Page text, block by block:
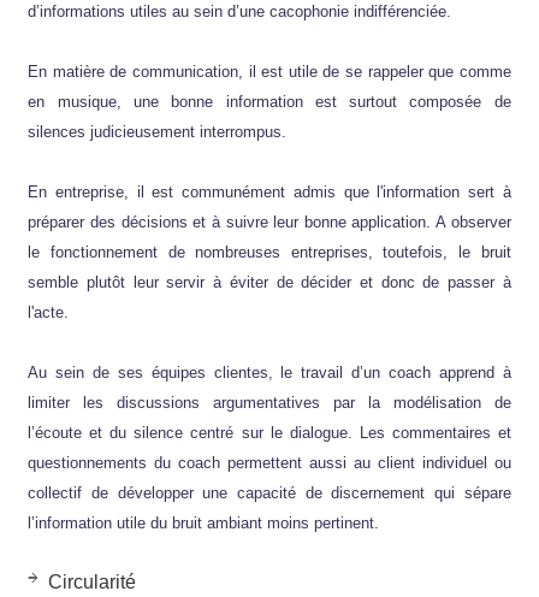
d’informations utiles au sein d’une cacophonie indifférenciée.
En matière de communication, il est utile de se rappeler que comme
en musique, une bonne information est surtout composée de
silences judicieusement interrompus.
En entreprise, il est communément admis que l'information sert à
préparer des décisions et à suivre leur bonne application. A observer
le fonctionnement de nombreuses entreprises, toutefois, le bruit
semble plutôt leur servir à éviter de décider et donc de passer à
l'acte.
Au sein de ses équipes clientes, le travail d’un coach apprend à
limiter les discussions argumentatives par la modélisation de
l’écoute et du silence centré sur le dialogue. Les commentaires et
questionnements du coach permettent aussi au client individuel ou
collectif de développer une capacité de discernement qui sépare
l’information utile du bruit ambiant moins pertinent.
Circularité